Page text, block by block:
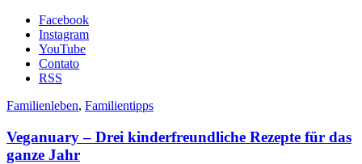
Facebook
Instagram
YouTube
Contato
RSS
Familienleben, Familientipps
Veganuary – Drei kinderfreundliche Rezepte für das
ganze Jahr